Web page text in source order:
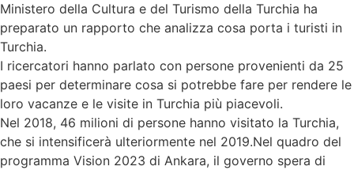
Ministero della Cultura e del Turismo della Turchia ha
preparato un rapporto che analizza cosa porta i turisti in
Turchia.
I ricercatori hanno parlato con persone provenienti da 25
paesi per determinare cosa si potrebbe fare per rendere le
loro vacanze e le visite in Turchia più piacevoli.
Nel 2018, 46 milioni di persone hanno visitato la Turchia,
che si intensificerà ulteriormente nel 2019.Nel quadro del
programma Vision 2023 di Ankara, il governo spera di